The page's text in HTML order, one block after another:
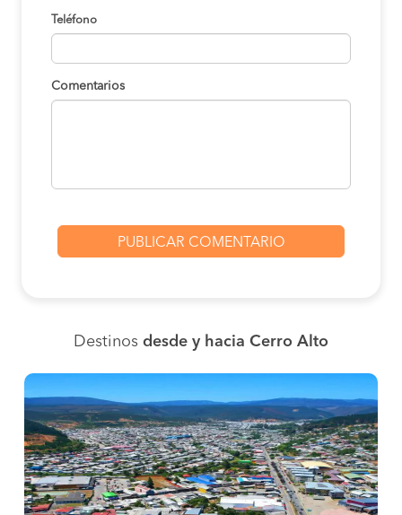
Teléfono
Comentarios
Destinos desde y hacia Cerro Alto